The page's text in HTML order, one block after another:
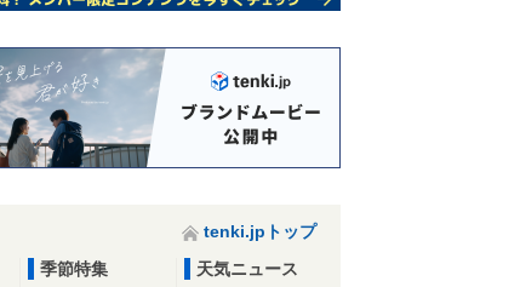
tenki.jpトップ
季節特集
天気ニュース